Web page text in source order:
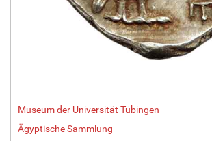
Museum der Universität Tübingen
Ägyptische Sammlung